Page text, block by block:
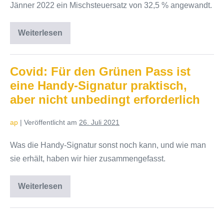
Jänner 2022 ein Mischsteuersatz von 32,5 % angewandt.
Weiterlesen
Senkung
der
Einkommensteuer
Covid: Für den Grünen Pass ist
eine Handy-Signatur praktisch,
aber nicht unbedingt erforderlich
ap | Veröffentlicht am 26. Juli 2021
Was die Handy-Signatur sonst noch kann, und wie man
sie erhält, haben wir hier zusammengefasst.
Weiterlesen
Covid:
Für